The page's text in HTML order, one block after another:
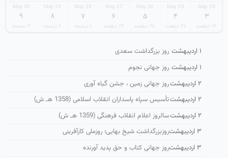
24 May
۳
۲۶ ذیقعده
25 May
۴
۲۷ ذیقعده
26 May
۵
۲۸ ذیقعده
27 May
۶
۲۹ ذیقعده
28 May
۷
۱ ذیحجه
29 May
۸
۲ ذیحجه
30 May
۹
۳ ذیحجه
۱ اردیبهشت
روز بزرگداشت سعدی
۱ اردیبهشت
روز جهانی نجوم
۲ اردیبهشت
روز جهانی زمین ، جشن گیاه آوری
۲ اردیبهشت
تأسیس سپاه پاسداران انقلاب اسلامی (1358 هـ ش)
۲ اردیبهشت
سالروز اعلام انقلاب فرهنگی (1359 هـ ش)
۳ اردیبهشت
روزبزرگداشت شیخ بهایی؛ روزملی کارآفرینی
۳ اردیبهشت
روز جهانی کتاب و حق پدید آورنده